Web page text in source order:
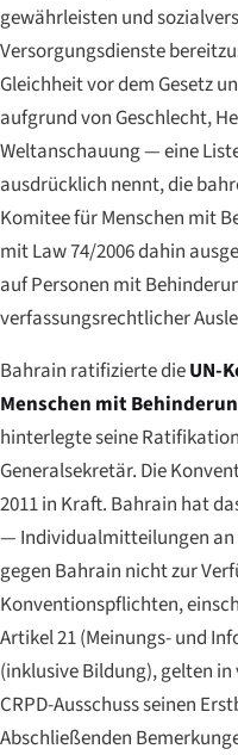
gewährleisten und
Versorgungsdienste
Gleichheit vor dem Gesetz
aufgrund von Geschlecht,
Weltanschauung — eine
ausdrücklich nennt, die
Komitee für Menschen mit
mit Law 74/2006 dahin
auf Personen mit
verfassungsrechtlicher
Bahrain ratifizierte dieUN-
Menschen mit
hinterlegte seine
Generalsekretär. Die
2011 in Kraft. Bahrain hat
— Individualmitteilungen an
gegen Bahrain nicht zur
Konventionspflichten,
Artikel 21 (Meinungs- und
(inklusive Bildung), gelten
CRPD-Ausschuss seinen
Abschließenden